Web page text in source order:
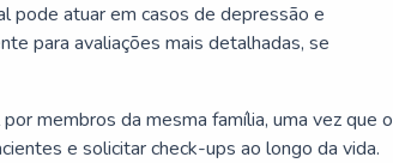
pode atuar em casos de depressão e
para avaliações mais detalhadas, se
membros da mesma família, uma vez que o
e solicitar check-ups ao longo da vida.